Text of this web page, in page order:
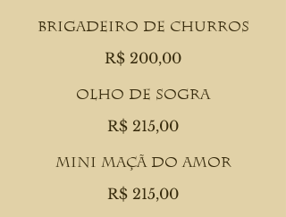
Brigadeiro de Churros
R$ 200,00
Olho de Sogra
R$ 215,00
Mini Maçã do Amor
R$ 215,00